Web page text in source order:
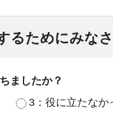
るためにみな
ましたか？
3：役に立たなか